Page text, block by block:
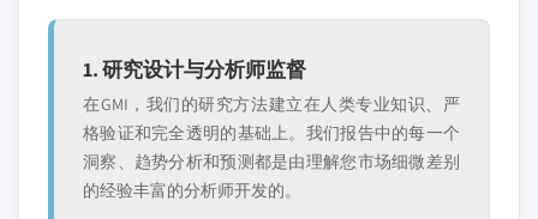
1. 研究设计与分析师监督
在GMI，我们的研究方法建立在人类专业知识、严
格验证和完全透明的基础上。我们报告中的每一个
洞察、趋势分析和预测都是由理解您市场细微差别
的经验丰富的分析师开发的。